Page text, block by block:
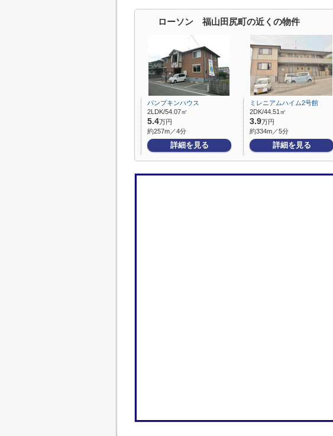
ローソン 福山田尻町の近くの物件
パンプキンハウス
2LDK/54.07㎡
5.4万円
約257m／4分
詳細を見る
ミレニアムハイム2号館
2DK/44.51㎡
3.9万円
約334m／5分
詳細を見る